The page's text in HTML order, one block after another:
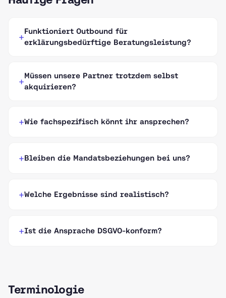
Funktioniert Outbound für
erklärungsbedürftige Beratungsleistung?
Müssen unsere Partner trotzdem selbst
akquirieren?
Wie fachspezifisch könnt ihr ansprechen?
Bleiben die Mandatsbeziehungen bei uns?
Welche Ergebnisse sind realistisch?
Ist die Ansprache DSGVO-konform?
Terminologie